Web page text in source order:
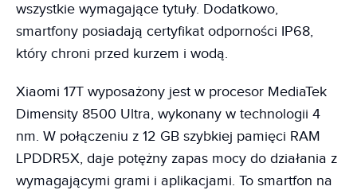
wszystkie wymagające tytuły. Dodatkowo,
smartfony posiadają certyfikat odporności IP68,
który chroni przed kurzem i wodą.
Xiaomi 17T wyposażony jest w procesor MediaTek
Dimensity 8500 Ultra, wykonany w technologii 4
nm. W połączeniu z 12 GB szybkiej pamięci RAM
LPDDR5X, daje potężny zapas mocy do działania z
wymagającymi grami i aplikacjami. To smartfon na